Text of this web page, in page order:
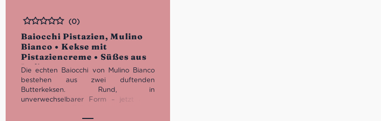
Baiocchi Pistazien, Mulino
Bianco • Kekse mit
Pistaziencreme • Süßes aus
Italien
Bewertet
(0)
Die echten Baiocchi von Mulino Bianco
bestehen aus zwei duftenden
Butterkeksen. Rund, in
unverwechselbarer Form – jetzt auch
duftende Mürbeteigwaffel der Baiocchi